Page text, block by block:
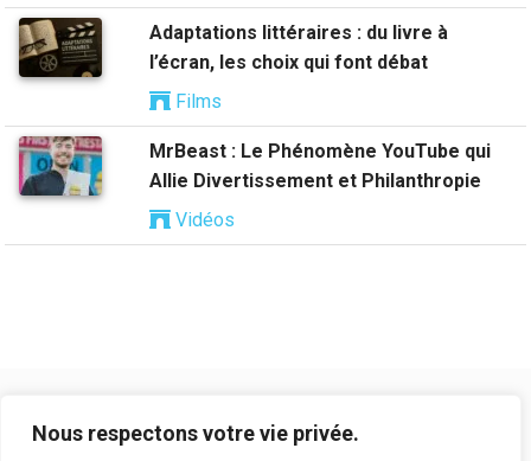
Nous respectons votre vie privée.
Adaptations littéraires : du livre à
l’écran, les choix qui font débat
Films
MrBeast : Le Phénomène YouTube qui
Allie Divertissement et Philanthropie
Vidéos